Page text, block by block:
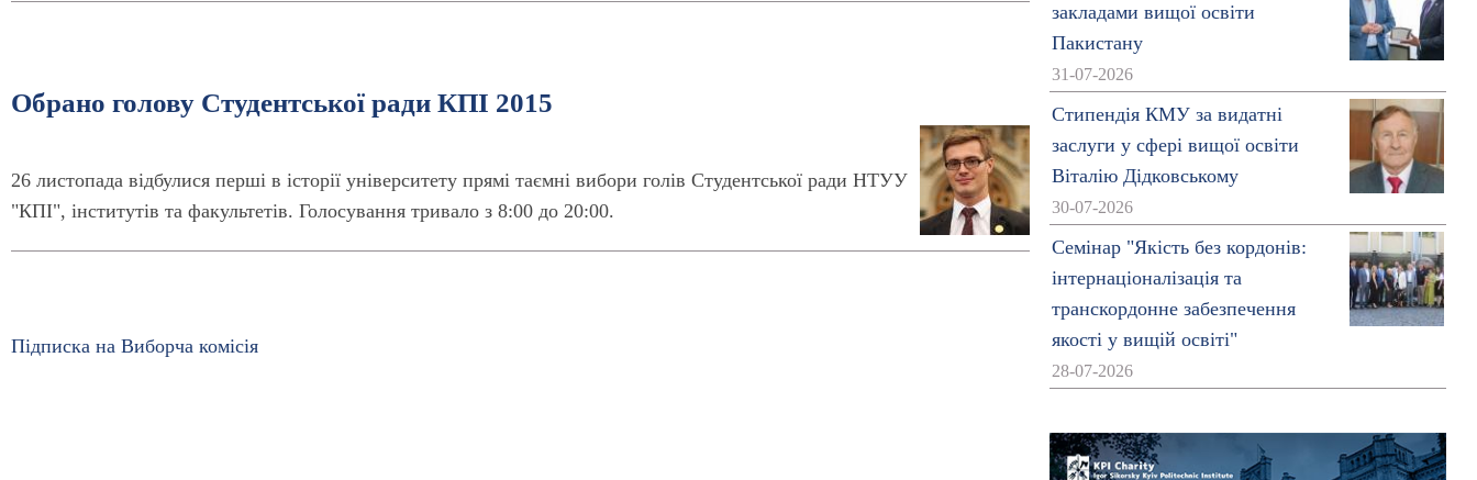
Обрано голову Студентської ради КПІ 2015
26 листопада відбулися перші в історії університету прямі таємні вибори голів Студентської ради НТУУ
"КПІ", інститутів та факультетів. Голосування тривало з 8:00 до 20:00.
Підписка на Виборча комісія
закладами вищої освіти
Пакистану
31-07-2026
Стипендія КМУ за видатні
заслуги у сфері вищої освіти
Віталію Дідковському
30-07-2026
Семінар "Якість без кордонів:
інтернаціоналізація та
транскордонне забезпечення
якості у вищій освіті"
28-07-2026